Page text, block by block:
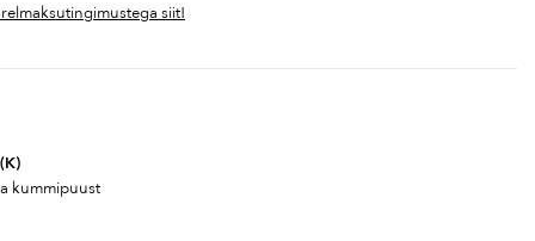
siit!
kummipuust